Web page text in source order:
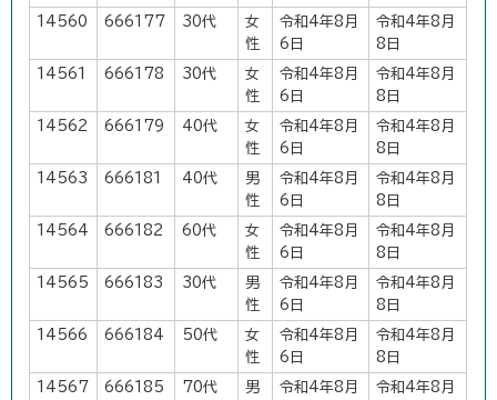
14560 666177 30代
女
性
令和4年8月
6日
令和4年8月
8日
14561 666178 30代
女
性
令和4年8月
6日
令和4年8月
8日
14562 666179 40代
女
性
令和4年8月
6日
令和4年8月
8日
14563 666181 40代
男
性
令和4年8月
6日
令和4年8月
8日
14564 666182 60代
女
性
令和4年8月
6日
令和4年8月
8日
14565 666183 30代
男
性
令和4年8月
6日
令和4年8月
8日
14566 666184 50代
女
性
令和4年8月
6日
令和4年8月
8日
14567 666185 70代
男
令和4年8月
令和4年8月